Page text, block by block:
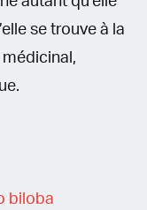
se trouve à la
biloba